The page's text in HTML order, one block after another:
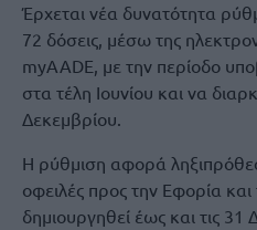
Έρχεται νέα δυνατότητα
72 δόσεις, μέσω της
myAADE, με την περίοδο
στα τέλη Ιουνίου και να
Δεκεμβρίου.
Η ρύθμιση αφορά
οφειλές προς την Εφορία
δημιουργηθεί έως και τις